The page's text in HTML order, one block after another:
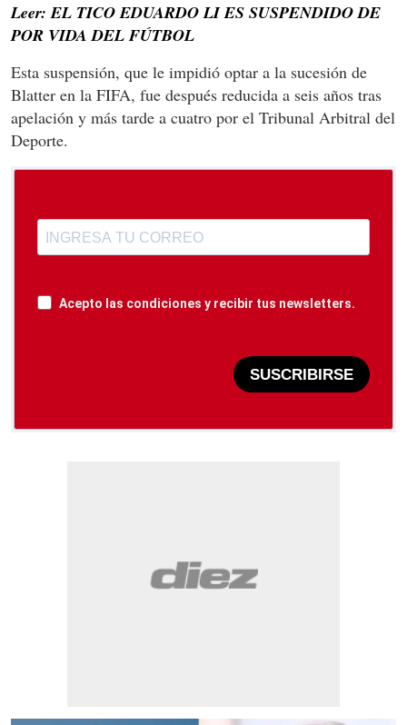
Leer: EL TICO EDUARDO LI ES SUSPENDIDO DE
POR VIDA DEL FÚTBOL
Esta suspensión, que le impidió optar a la sucesión de
Blatter en la FIFA, fue después reducida a seis años tras
apelación y más tarde a cuatro por el Tribunal Arbitral del
Deporte.
Acepto las condiciones y recibir tus newsletters.
SUSCRIBIRSE